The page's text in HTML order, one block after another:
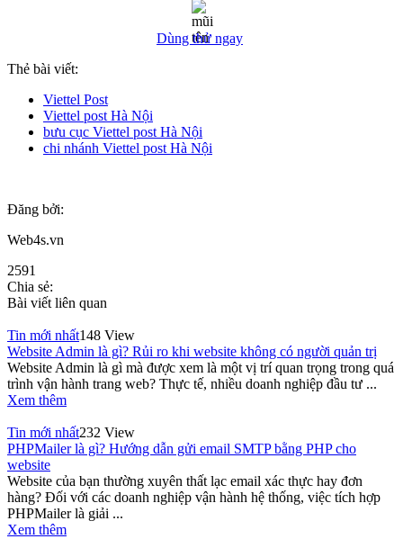
Dùng thử ngay
Thẻ bài viết:
Viettel Post
Viettel post Hà Nội
bưu cục Viettel post Hà Nội
chi nhánh Viettel post Hà Nội
Đăng bởi:
Web4s.vn
2591
Chia sẻ:
Bài viết liên quan
Tin mới nhất148 View
Website Admin là gì? Rủi ro khi website không có người quản trị
Website Admin là gì mà được xem là một vị trí quan trọng trong quá
trình vận hành trang web? Thực tế, nhiều doanh nghiệp đầu tư ...
Xem thêm
Tin mới nhất232 View
PHPMailer là gì? Hướng dẫn gửi email SMTP bằng PHP cho
website
Website của bạn thường xuyên thất lạc email xác thực hay đơn
hàng? Đối với các doanh nghiệp vận hành hệ thống, việc tích hợp
PHPMailer là giải ...
Xem thêm